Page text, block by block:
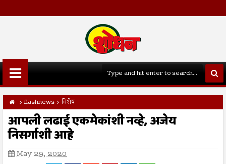
flashnews विशेष
आपली लढाई एकमेकांशी नव्हे, अजेय
निसर्गाशी आहे
May 29, 2020